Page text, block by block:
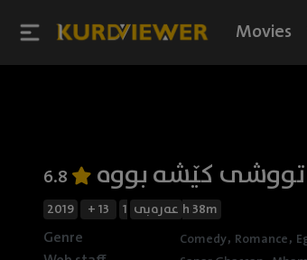
Movies
کێشە بووە
2019 + 13 عەرەبی 1h 38m
Genre Comedy, Romance,